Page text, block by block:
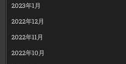
2023年1月
2022年12月
2022年11月
2022年10月